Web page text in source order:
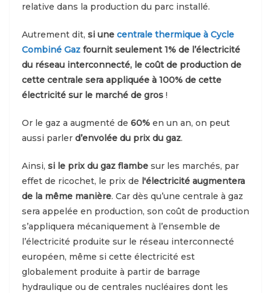
relative dans la production du parc installé.
Autrement dit, si une centrale thermique à Cycle
Combiné Gaz fournit seulement 1% de l’électricité
du réseau interconnecté, le coût de production de
cette centrale sera appliquée à 100% de cette
électricité sur le marché de gros !
Or le gaz a augmenté de 60% en un an, on peut
aussi parler d’envolée du prix du gaz.
Ainsi, si le prix du gaz flambe sur les marchés, par
effet de ricochet, le prix de l'électricité augmentera
de la même manière. Car dès qu’une centrale à gaz
sera appelée en production, son coût de production
s’appliquera mécaniquement à l’ensemble de
l’électricité produite sur le réseau interconnecté
européen, même si cette électricité est
globalement produite à partir de barrage
hydraulique ou de centrales nucléaires dont les